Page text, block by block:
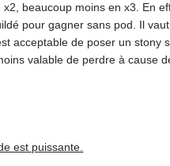
beaucoup moins en x3. En
pour gagner sans pod. Il
acceptable de poser un
valable de perdre à cause
est puissante.